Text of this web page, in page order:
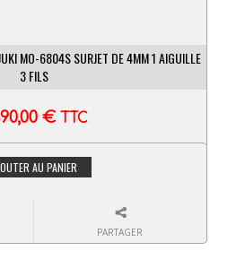
MO-6804S SURJET DE 4MM 1 AIGUILLE
3 FILS
€ TTC
AU PANIER
PARTAGER